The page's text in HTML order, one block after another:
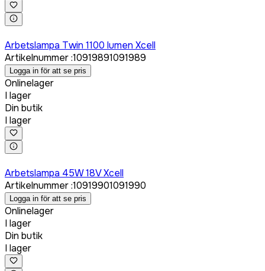
Arbetslampa Twin 1100 lumen Xcell
Artikelnummer:10919891091989
Logga in för att se pris
Onlinelager
I lager
Din butik
I lager
Arbetslampa 45W 18V Xcell
Artikelnummer:10919901091990
Logga in för att se pris
Onlinelager
I lager
Din butik
I lager